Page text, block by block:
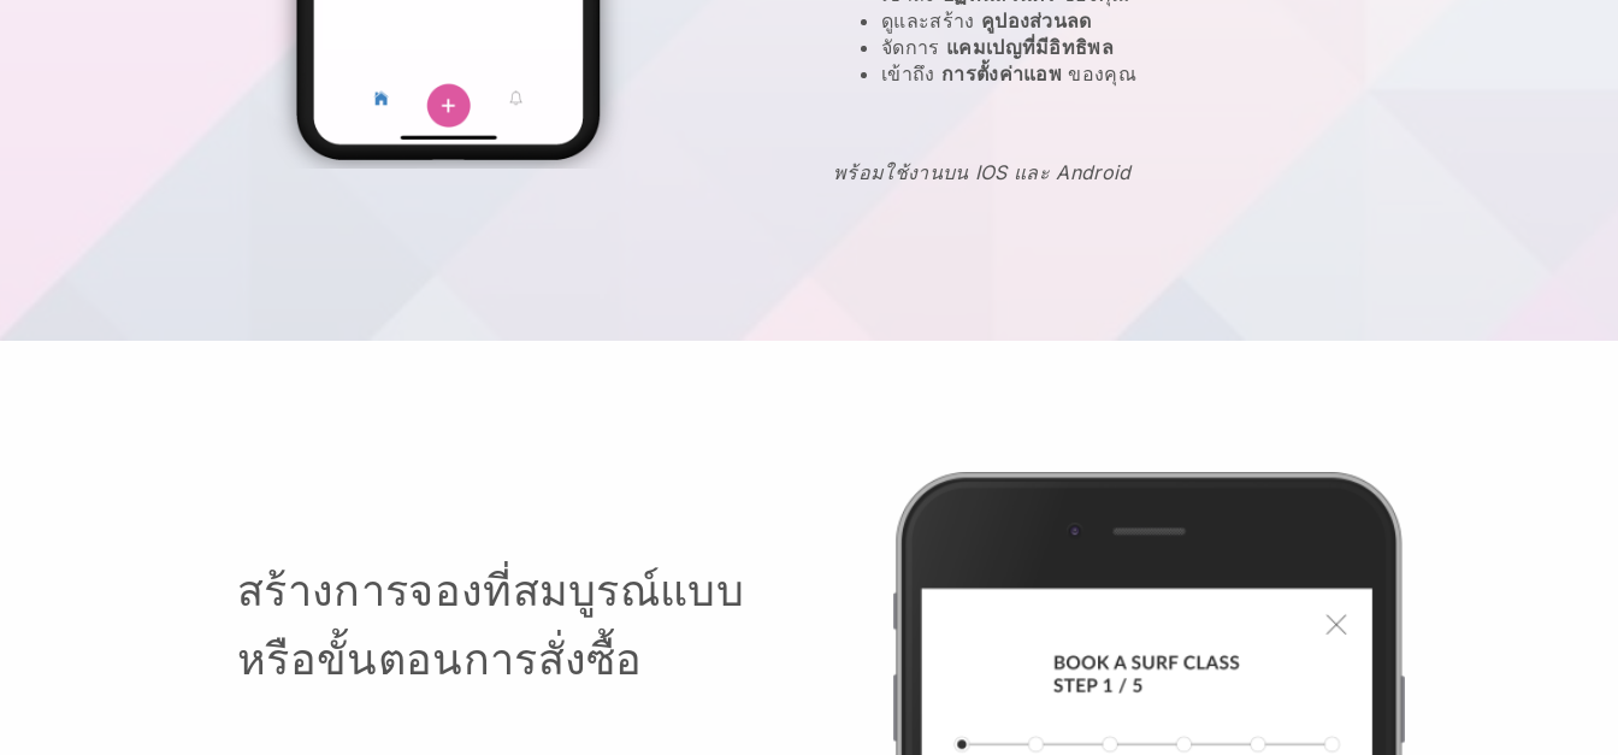
ดูและสร้าง คูปองส่วนลด
จัดการ แคมเปญที่มีอิทธิพล
เข้าถึง การตั้งค่าแอพ ของคุณ
พร้อมใช้งานบน IOS และ Android
สร้างการจองที่สมบูรณ์แบบ
หรือขั้นตอนการสั่งซื้อ